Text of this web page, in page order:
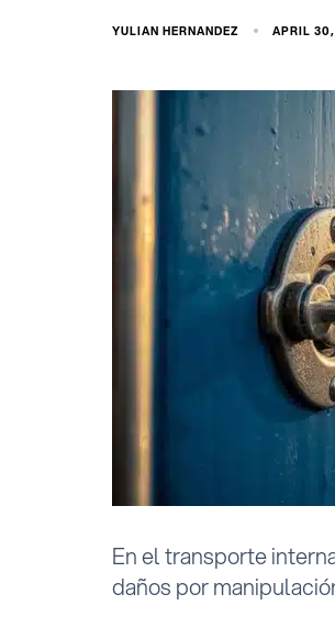
YULIAN HERNANDEZ APRIL
En el transporte
daños por